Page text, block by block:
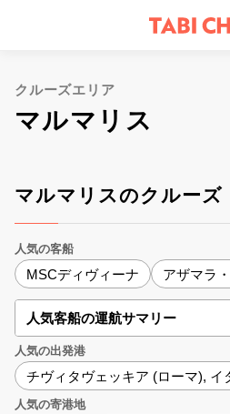
クルーズエリア
マルマリス
マルマリスのクルーズ
人気の客船
MSCディヴィーナ アザマラ
人気客船の運航サマリー
人気の出発港
チヴィタヴェッキア (ローマ), イ
人気の寄港地